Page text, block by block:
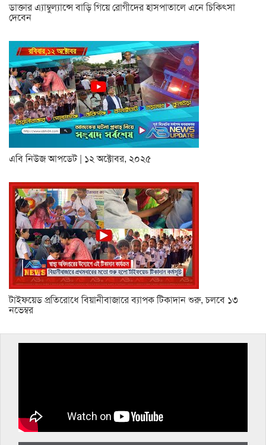
ডাক্তার এ্যাম্বুল্যান্সে বাড়ি গিয়ে রোগীদের হাসপাতালে এনে চিকিৎসা
দেবেন
এবি নিউজ আপডেট | ১২ অক্টোবর, ২০২৫
টাইফয়েড প্রতিরোধে বিয়ানীবাজারে ব্যাপক টিকাদান শুরু, চলবে ১৩
নভেম্বর